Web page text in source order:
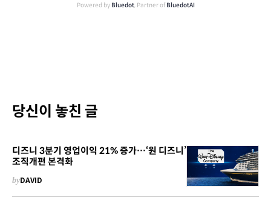
Powered by Bluedot, Partner of BluedotAI
당신이 놓친 글
디즈니 3분기 영업이익 21% 증가…‘원 디즈니’
조직개편 본격화
byDAVID